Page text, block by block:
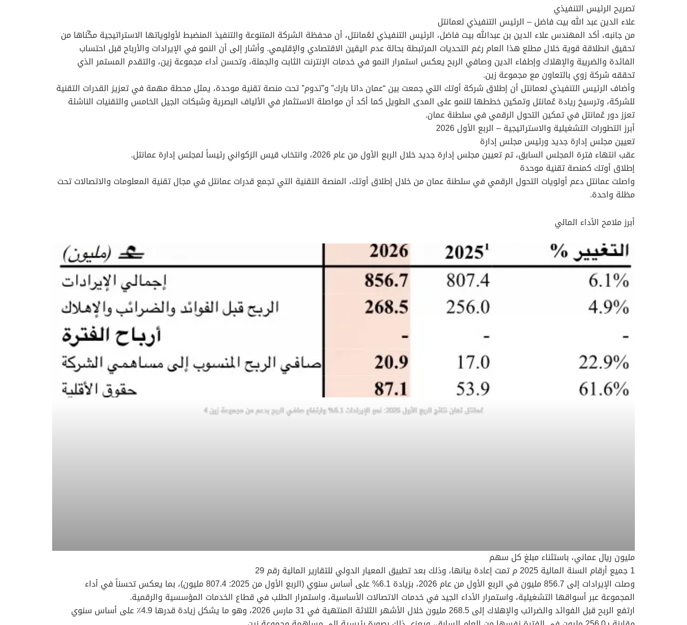
تصريح الرئيس التنفيذي
علاء الدين عبد الله بيت فاضل – الرئيس التنفيذي لعمانتل
من جانبه، أكد المهندس علاء الدين بن عبدالله بيت فاضل، الرئيس التنفيذي لعُمانتل، أن محفظة الشركة المتنوعة والتنفيذ المنضبط لأولوياتها الاستراتيجية مكّناها من
تحقيق انطلاقة قوية خلال مطلع هذا العام رغم التحديات المرتبطة بحالة عدم اليقين الاقتصادي والإقليمي. وأشار إلى أن النمو في الإيرادات والأرباح قبل احتساب
الفائدة والضريبة والإهلاك وإطفاء الدين وصافي الربح يعكس استمرار النمو في خدمات الإنترنت الثابت والجملة، وتحسن أداء مجموعة زين، والتقدم المستمر الذي
تحققه شركة زوي بالتعاون مع مجموعة زين.
وأضاف الرئيس التنفيذي لعمانتل أن إطلاق شركة أوتك التي جمعت بين “عمان داتا بارك” و”تدوم” تحت منصة تقنية موحدة، يمثل محطة مهمة في تعزيز القدرات التقنية
للشركة، وترسيخ ريادة عُمانتل وتمكين خططها للنمو على المدى الطويل كما أكد أن مواصلة الاستثمار في الألياف البصرية وشبكات الجيل الخامس والتقنيات الناشئة
تعزز دور عُمانتل في تمكين التحول الرقمي في سلطنة عمان.
أبرز التطورات التشغيلية والاستراتيجية – الربع الأول 2026
تعيين مجلس إدارة جديد ورئيس مجلس إدارة
عقب انتهاء فترة المجلس السابق، تم تعيين مجلس إدارة جديد خلال الربع الأول من عام 2026، وانتخاب قيس الزكواني رئيساً لمجلس إدارة عمانتل.
إطلاق أوتك كمنصة تقنية موحدة
واصلت عمانتل دعم أولويات التحول الرقمي في سلطنة عمان من خلال إطلاق أوتك، المنصة التقنية التي تجمع قدرات عمانتل في مجال تقنية المعلومات والاتصالات تحت
مظلة واحدة.
أبرز ملامح الأداء المالي
عُمانتل تعلن نتائج الربع الأول 2026: نمو الإيرادات 6.1% وارتفاع صافي الربح بدعم من مجموعة زين 4
مليون ريال عماني، باستثناء مبلغ كل سهم
1 جميع أرقام السنة المالية 2025 م تمت إعادة بيانها، وذلك بعد تطبيق المعيار الدولي للتقارير المالية رقم 29
وصلت الإيرادات إلى 856.7 مليون في الربع الأول من عام 2026، بزيادة 6.1% على أساس سنوي (الربع الأول من 2025: 807.4 مليون)، بما يعكس تحسناً في أداء
المجموعة عبر أسواقها التشغيلية، واستمرار الأداء الجيد في خدمات الاتصالات الأساسية، واستمرار الطلب في قطاع الخدمات المؤسسية والرقمية.
ارتفع الربح قبل الفوائد والضرائب والإهلاك إلى 268.5 مليون خلال الأشهر الثلاثة المنتهية في 31 مارس 2026، وهو ما يشكل زيادة قدرها 4.9٪ على أساس سنوي